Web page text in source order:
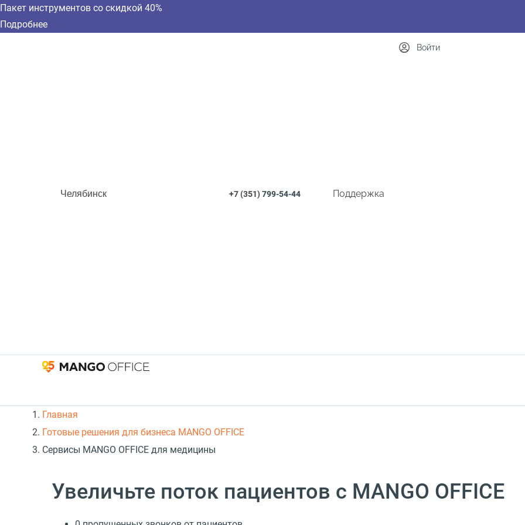
Пакет инструментов со скидкой 40%
Подробнее
Челябинск +7 (351)799-54-44 Поддержка
Войти
Главная
Готовые решения для бизнеса MANGO OFFICE
Сервисы MANGO OFFICE для медицины
Увеличьте поток пациентов с MANGO OFFICE